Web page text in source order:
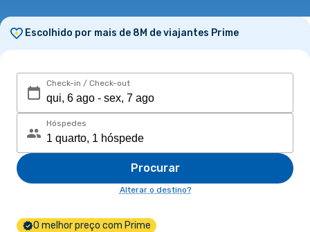
Escolhido por mais de 8M de viajantes Prime
Check-in / Check-out
Hóspedes
Procurar
Alterar o destino?
O melhor preço com Prime